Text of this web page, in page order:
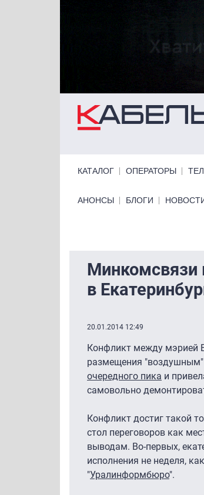
КАТАЛОГ ОПЕРАТОРЫ
Primary links bottom
АНОНСЫ БЛОГИ
Минкомсвязи
в
20.01.2014 12:49
Конфликт между мэрией
размещения "воздушным"
очередного пика и
самовольно
Конфликт достиг такой
стол переговоров как
выводам. Во-первых,
исполнения не неделя,
"Уралинформбюро".